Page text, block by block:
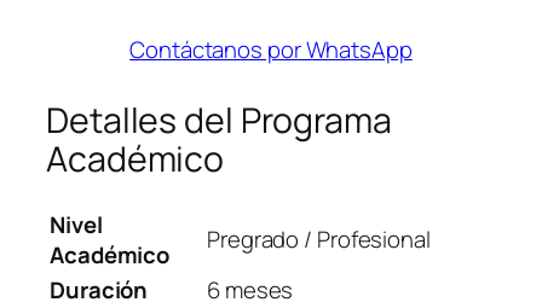
Contáctanos por WhatsApp
Detalles del Programa
Académico
Nivel
Académico
Pregrado / Profesional
Duración
6 meses